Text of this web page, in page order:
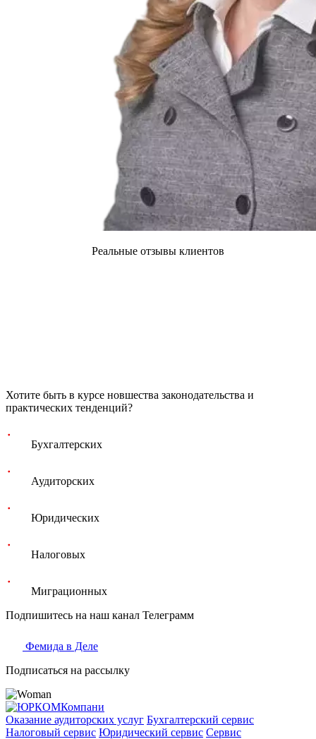
Реальные отзывы клиентов
Хотите быть в курсе новшества законодательства и
практических тенденций?
Бухгалтерских
Аудиторских
Юридических
Налоговых
Миграционных
Подпишитесь на наш канал Телеграмм
Фемида в Деле
Подписаться на рассылку
Оказание аудиторских услуг Бухгалтерский сервис
Налоговый сервис Юридический сервис Сервис